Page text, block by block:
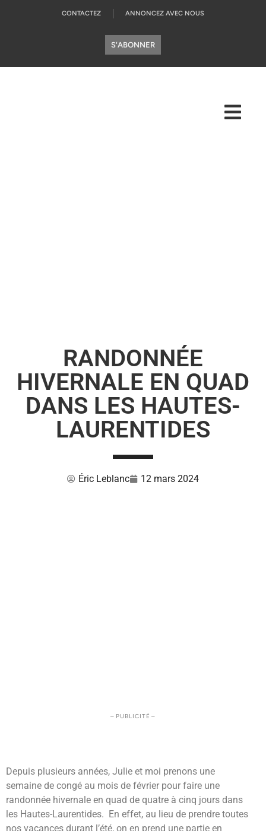
CONTACTEZ ANNONCEZ AVEC NOUS
S'ABONNER
RANDONNÉE
HIVERNALE EN QUAD
DANS LES HAUTES-
LAURENTIDES
Éric Leblanc 12 mars 2024
– PUBLICITÉ –
Depuis plusieurs années, Julie et moi prenons une
semaine de congé au mois de février pour faire une
randonnée hivernale en quad de quatre à cinq jours dans
les Hautes-Laurentides. En effet, au lieu de prendre toutes
nos vacances durant l’été, on en prend une partie en